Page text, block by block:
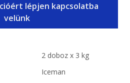
lépjen kapcsolatba
velünk
2 doboz x 3 kg
Iceman